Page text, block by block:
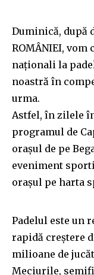
Duminică, după
ROMÂNIEI,
naționali la
noastră în
urma.
Astfel, în zilele
programul de
orașul de pe
eveniment
orașul pe harta
Padelul este un
rapidă creștere
milioane de
Meciurile,